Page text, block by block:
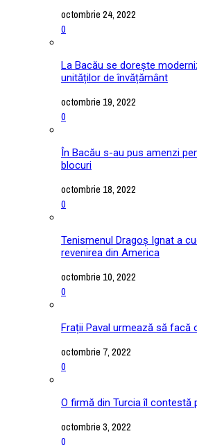
octombrie 24, 2022
0
La Bacău se dorește
unităților de învățământ
octombrie 19, 2022
0
În Bacău s-au pus amenzi
blocuri
octombrie 18, 2022
0
Tenismenul Dragoș Ignat a
revenirea din America
octombrie 10, 2022
0
Frații Paval urmează să facă
octombrie 7, 2022
0
O firmă din Turcia îl contestă
octombrie 3, 2022
0